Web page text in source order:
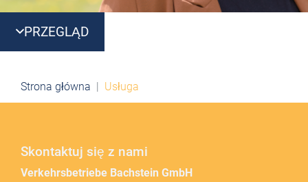
PRZEGLĄD
Strona główna Usługa
Skontaktuj się z nami
Verkehrsbetriebe Bachstein GmbH